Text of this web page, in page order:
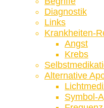
Diagnostik
Links
Krankheiten-
Angst
Krebs
Alternative
Symbol-